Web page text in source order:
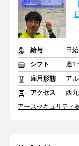
給与
シフト
雇用形態
ア
アクセス
西
アースセキュリティ